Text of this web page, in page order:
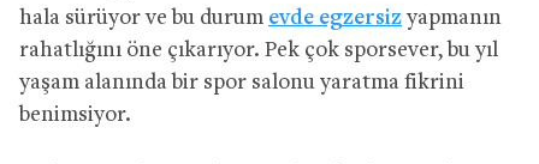
hala sürüyor ve bu durum evde egzersizyapmanın
rahatlığını öne çıkarıyor. Pek çok sporsever, bu yıl
yaşam alanında bir spor salonu yaratma fikrini
benimsiyor.